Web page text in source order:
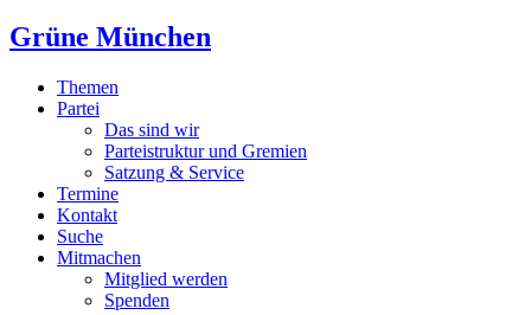
Grüne München
Themen
Partei
Das sind wir
Parteistruktur und Gremien
Satzung & Service
Termine
Kontakt
Suche
Mitmachen
Mitglied werden
Spenden